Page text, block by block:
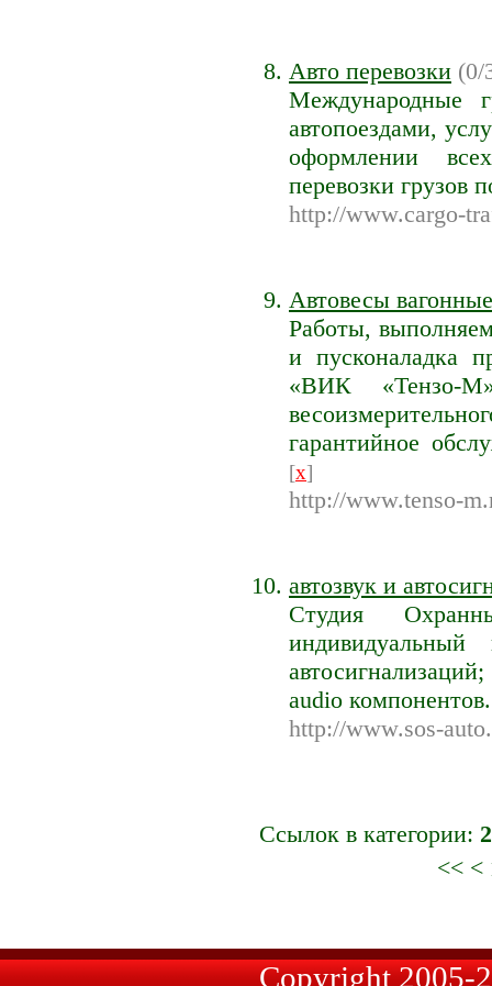
Авто перевозки (0/
Международные
автопоездами,
оформлении
перевозки грузов
http://www.cargo-
Автовесы
Работы,
и пусконаладка
«ВИК «Тензо-
гарантийное
[x]
http://www.tenso-
автозвук и
Студия
audio
http://www.sos-
Ссылок в категории:
<< <
Copyright 2005-